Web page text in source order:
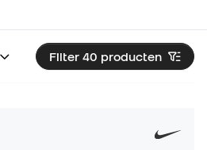
Filter 40 producten